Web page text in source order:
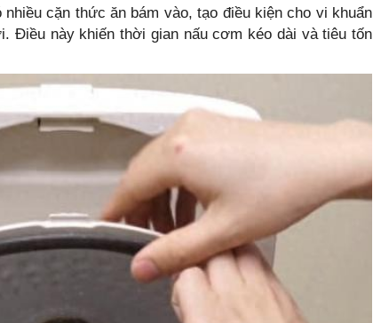
cặn thức ăn bám vào, tạo điều kiện cho vi khuẩn
Điều này khiến thời gian nấu cơm kéo dài và tiêu tốn